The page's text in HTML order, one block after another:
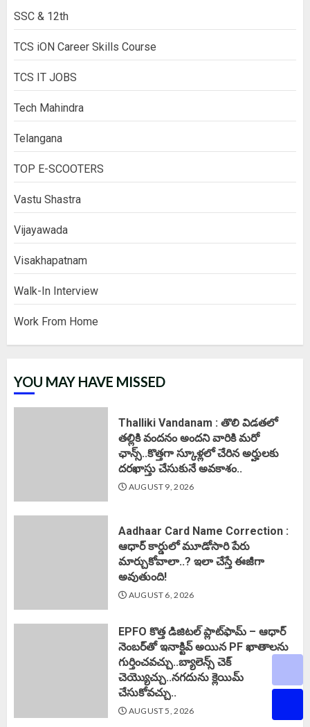
SSC & 12th
TCS iON Career Skills Course
TCS IT JOBS
Tech Mahindra
Telangana
TOP E-SCOOTERS
Vastu Shastra
Vijayawada
Visakhapatnam
Walk-In Interview
Work From Home
YOU MAY HAVE MISSED
Thalliki Vandanam : తొలి విడతలో
తల్లికి వందనం అందని వారికి మరో
ఛాన్స్..కొత్తగా స్కూళ్లలో చేరిన అర్హులకు
దరఖాస్తు చేసుకునే అవకాశం..
AUGUST 9, 2026
Aadhaar Card Name Correction :
ఆధార్ కార్డులో మూడోసారి పేరు
మార్చుకోవాలా..? ఇలా చేస్తే ఈజీగా
అవుతుంది!
AUGUST 6, 2026
EPFO కొత్త డిజిటల్ ప్లాట్‌ఫామ్‌ – ఆధార్
నెంబర్‌తో ఇనాక్టివ్ అయిన PF ఖాతాలను
గుర్తించవచ్చు..బ్యాలెన్స్ చెక్
చెయ్యొచ్చు..నగదును క్లెయిమ్
చేసుకోవచ్చు..
AUGUST 5, 2026